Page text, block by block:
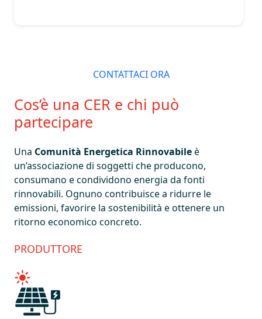
CONTATTACI ORA
Cos’è una CER e chi può
partecipare
Una Comunità Energetica Rinnovabileè
un’associazione di soggetti che producono,
consumano e condividono energia da fonti
rinnovabili. Ognuno contribuisce a ridurre le
emissioni, favorire la sostenibilità e ottenere un
ritorno economico concreto.
PRODUTTORE